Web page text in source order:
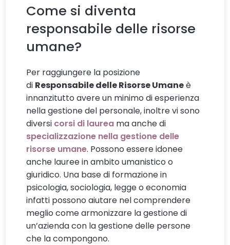
Come si diventa
responsabile delle risorse
umane?
Per raggiungere la posizione
di Responsabile delle Risorse Umaneè
innanzitutto avere un minimo di esperienza
nella gestione del personale, inoltre vi sono
diversi corsi di laurea ma anche di
specializzazione nella gestione delle
risorse umane. Possono essere idonee
anche lauree in ambito umanistico o
giuridico. Una base di formazione in
psicologia, sociologia, legge o economia
infatti possono aiutare nel comprendere
meglio come armonizzare la gestione di
un’azienda con la gestione delle persone
che la compongono.